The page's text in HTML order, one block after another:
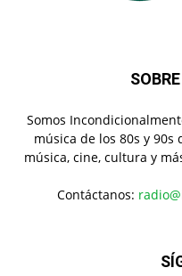
Somos
música de los 80s y
música, cine, cultura y
Contáctanos: